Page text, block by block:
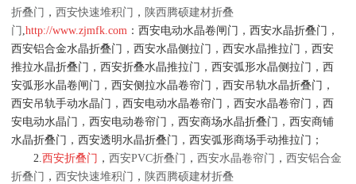
折叠门 ， 西安快速堆积门 ， 陕西腾硕建材折叠
门 ,http://www.zjmfk.com ：西安电动水晶卷闸门，西安水晶折叠门，
西安铝合金水晶折叠门，西安水晶侧拉门，西安水晶推拉门，西安
推拉水晶折叠门，西安折叠水晶推拉门，西安弧形水晶侧拉门，西
安弧形水晶卷闸门，西安侧拉水晶卷帘门，西安吊轨水晶折叠门，
西安吊轨手动水晶门，西安电动水晶卷帘门，西安水晶卷帘门，西
安电动水晶门，西安电动卷帘门，西安商场水晶折叠门，西安商铺
水晶折叠门，西安透明水晶折叠门，西安弧形商场手动推拉门；
2.西安折叠门 ， 西安PVC折叠门 ， 西安水晶卷帘门 ， 西安铝合金
折叠门 ， 西安快速堆积门 ， 陕西腾硕建材折叠